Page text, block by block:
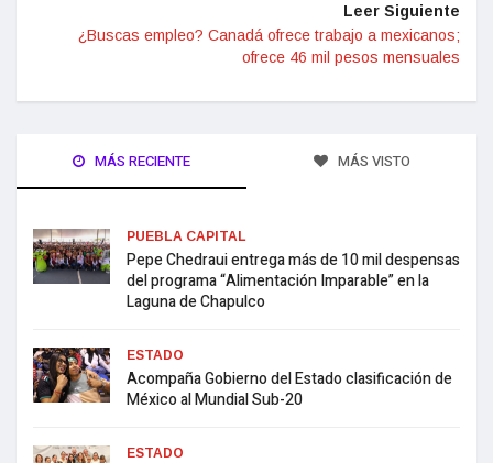
Leer Siguiente
¿Buscas empleo? Canadá ofrece trabajo a mexicanos;
ofrece 46 mil pesos mensuales
MÁS RECIENTE MÁS VISTO
PUEBLA CAPITAL
Pepe Chedraui entrega más de 10 mil despensas
del programa “Alimentación Imparable” en la
Laguna de Chapulco
ESTADO
Acompaña Gobierno del Estado clasificación de
México al Mundial Sub-20
ESTADO